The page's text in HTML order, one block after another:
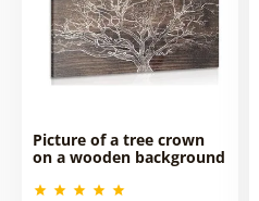
Picture of a tree crown
on a wooden background